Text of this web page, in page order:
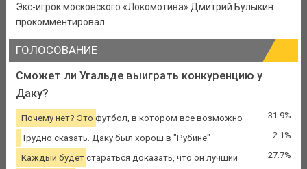
Экс-игрок московского «Локомотива» Дмитрий Булыкин
прокомментировал ...
ГОЛОСОВАНИЕ
Сможет ли Угальде выиграть конкуренцию у
Даку?
Почему нет? Это футбол, в котором все возможно 31.9%
Трудно сказать. Даку был хорош в "Рубине" 2.1%
Каждый будет стараться доказать, что он лучший 27.7%